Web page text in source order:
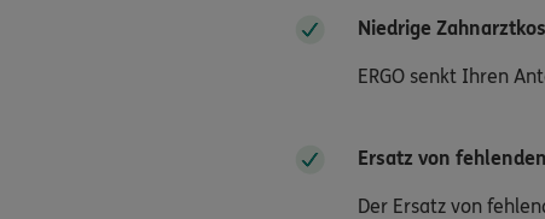
Niedrige
ERGO senkt Ihren
Ersatz von
Der Ersatz von